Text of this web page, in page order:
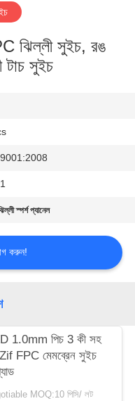
ঝিল্লী সুইচ, রঙ
টাচ সুইচ
স্পর্শ প্যানেল
করুন!
1.0mm পিচ 3 কী সহ
FPC মেমব্রেন সুইচ
MOQ:10 পিসি/ লট